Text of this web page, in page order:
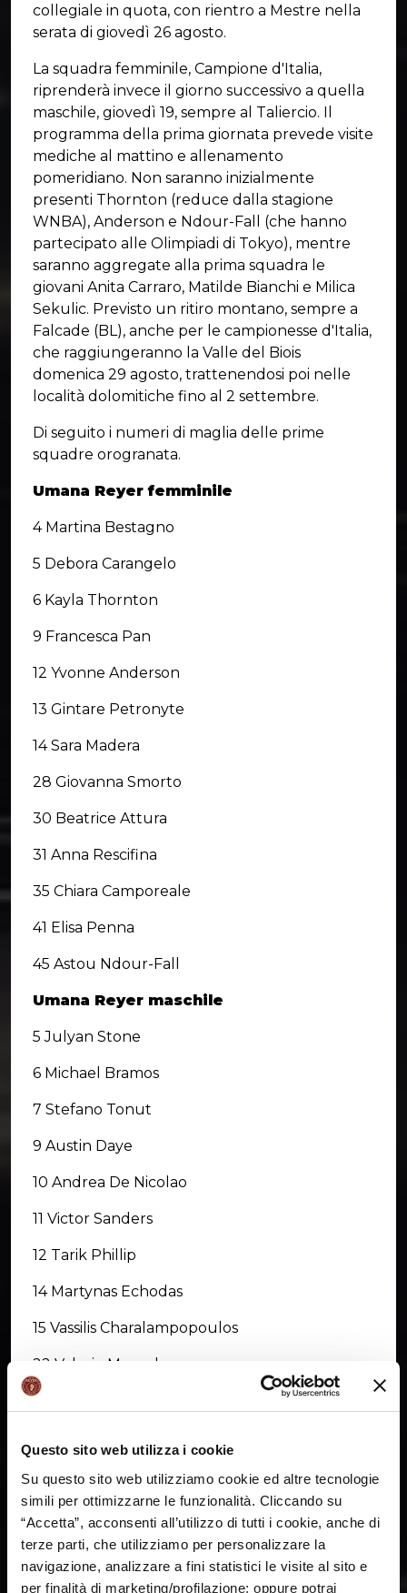
Questo sito web utilizza i cookie
Su questo sito web utilizziamo cookie ed altre tecnologie
simili per ottimizzarne le funzionalità. Cliccando su
“Accetta”, acconsenti all’utilizzo di tutti i cookie, anche di
terze parti, che utilizziamo per personalizzare la
navigazione, analizzare a fini statistici le visite al sito e
per finalità di marketing/profilazione; oppure potrai
collegiale in quota, con rientro a Mestre nella
serata di giovedì 26 agosto.
La squadra femminile, Campione d'Italia,
riprenderà invece il giorno successivo a quella
maschile, giovedì 19, sempre al Taliercio. Il
programma della prima giornata prevede visite
mediche al mattino e allenamento
pomeridiano. Non saranno inizialmente
presenti Thornton (reduce dalla stagione
WNBA), Anderson e Ndour-Fall (che hanno
partecipato alle Olimpiadi di Tokyo), mentre
saranno aggregate alla prima squadra le
giovani Anita Carraro, Matilde Bianchi e Milica
Sekulic. Previsto un ritiro montano, sempre a
Falcade (BL), anche per le campionesse d'Italia,
che raggiungeranno la Valle del Biois
domenica 29 agosto, trattenendosi poi nelle
località dolomitiche fino al 2 settembre.
Di seguito i numeri di maglia delle prime
squadre orogranata.
Umana Reyer femminile
4 Martina Bestagno
5 Debora Carangelo
6 Kayla Thornton
9 Francesca Pan
12 Yvonne Anderson
13 Gintare Petronyte
14 Sara Madera
28 Giovanna Smorto
30 Beatrice Attura
31 Anna Rescifina
35 Chiara Camporeale
41 Elisa Penna
45 Astou Ndour-Fall
Umana Reyer maschile
5 Julyan Stone
6 Michael Bramos
7 Stefano Tonut
9 Austin Daye
10 Andrea De Nicolao
11 Victor Sanders
12 Tarik Phillip
14 Martynas Echodas
15 Vassilis Charalampopoulos
22 Valerio Mazzola
23 Jeff Brooks
31 Michele Vitali
50 Mitchell Watt